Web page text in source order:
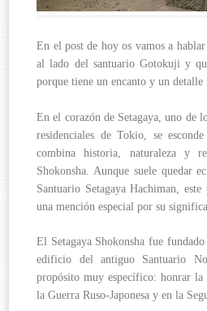
En el post de hoy os vamos a
al lado del santuario Gotokuji y
porque tiene un encanto y un detalle
En el corazón de Setagaya, uno de
residenciales de Tokio, se
combina historia, naturaleza y
Shokonsha. Aunque suele quedar
Santuario Setagaya Hachiman, este
una mención especial por su
El Setagaya Shokonsha fue
edificio del antiguo Santuario
propósito muy específico: honrar
la Guerra Ruso-Japonesa y en la